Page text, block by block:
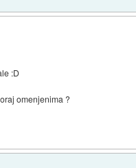
:D
omenjenima ?